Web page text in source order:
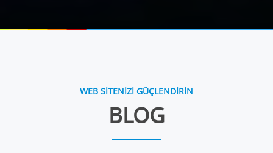
WEB SİTENİZİ GÜÇLENDİRİN
BLOG